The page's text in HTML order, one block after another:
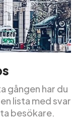
gången har du
lista med svar
besökare.